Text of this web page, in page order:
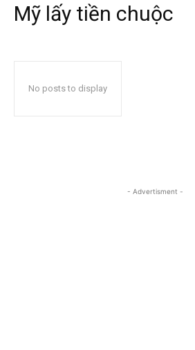
Mỹ lấy tiền chuộc
No posts to display
- Advertisment -